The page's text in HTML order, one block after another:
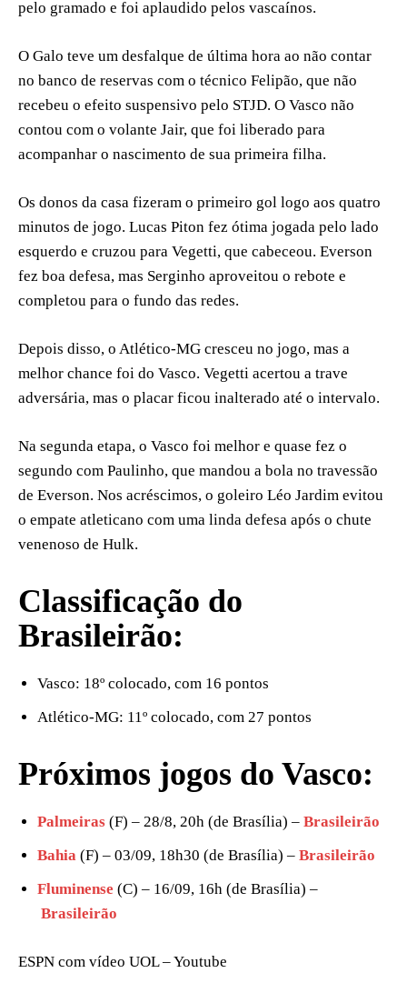
pelo gramado e foi aplaudido pelos vascaínos.
O Galo teve um desfalque de última hora ao não contar
no banco de reservas com o técnico Felipão, que não
recebeu o efeito suspensivo pelo STJD. O Vasco não
contou com o volante Jair, que foi liberado para
acompanhar o nascimento de sua primeira filha.
Os donos da casa fizeram o primeiro gol logo aos quatro
minutos de jogo. Lucas Piton fez ótima jogada pelo lado
esquerdo e cruzou para Vegetti, que cabeceou. Everson
fez boa defesa, mas Serginho aproveitou o rebote e
completou para o fundo das redes.
Depois disso, o Atlético-MG cresceu no jogo, mas a
melhor chance foi do Vasco. Vegetti acertou a trave
adversária, mas o placar ficou inalterado até o intervalo.
Na segunda etapa, o Vasco foi melhor e quase fez o
segundo com Paulinho, que mandou a bola no travessão
de Everson. Nos acréscimos, o goleiro Léo Jardim evitou
o empate atleticano com uma linda defesa após o chute
venenoso de Hulk.
Classificação do
Brasileirão:
Vasco: 18º colocado, com 16 pontos
Atlético-MG: 11º colocado, com 27 pontos
Próximos jogos do Vasco:
Palmeiras (F) – 28/8, 20h (de Brasília) – Brasileirão
Bahia (F) – 03/09, 18h30 (de Brasília) – Brasileirão
Fluminense (C) – 16/09, 16h (de Brasília) –
Brasileirão
ESPN com vídeo UOL – Youtube